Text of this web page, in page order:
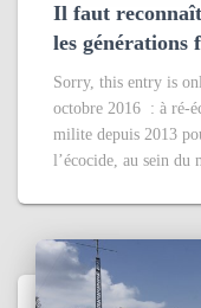
Il faut
les générations
Sorry, this entry is
octobre 2016 : à ré-
milite depuis 2013
l’écocide, au sein du